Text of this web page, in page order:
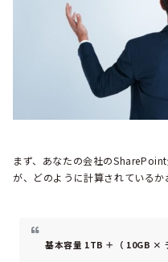
まず、あなたの会社の
が、どのように計算されているか
基本容量 1TB ＋（ 10GB ×